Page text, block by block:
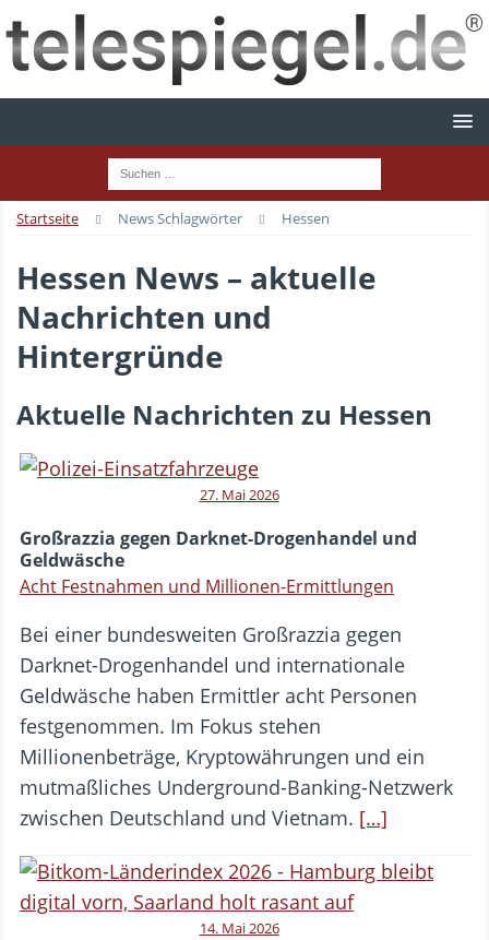
Startseite News Schlagwörter Hessen
Hessen News – aktuelle
Nachrichten und
Hintergründe
Aktuelle Nachrichten zu Hessen
27. Mai 2026
Großrazzia gegen Darknet-Drogenhandel und
Geldwäsche
Acht Festnahmen und Millionen-Ermittlungen
Bei einer bundesweiten Großrazzia gegen
Darknet-Drogenhandel und internationale
Geldwäsche haben Ermittler acht Personen
festgenommen. Im Fokus stehen
Millionenbeträge, Kryptowährungen und ein
mutmaßliches Underground-Banking-Netzwerk
zwischen Deutschland und Vietnam. […]
14. Mai 2026